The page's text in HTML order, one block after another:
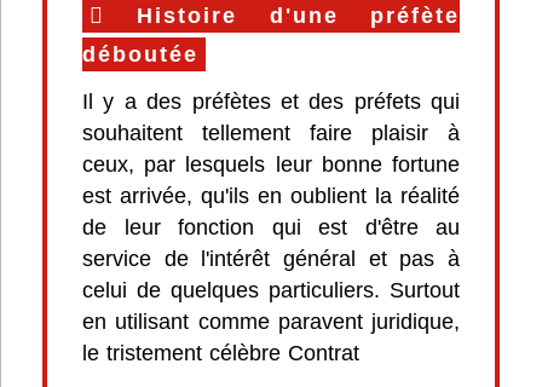
Histoire d'une préfète
déboutée
Il y a des préfètes et des préfets qui
souhaitent tellement faire plaisir à
ceux, par lesquels leur bonne fortune
est arrivée, qu'ils en oublient la réalité
de leur fonction qui est d'être au
service de l'intérêt général et pas à
celui de quelques particuliers. Surtout
en utilisant comme paravent juridique,
le tristement célèbre Contrat